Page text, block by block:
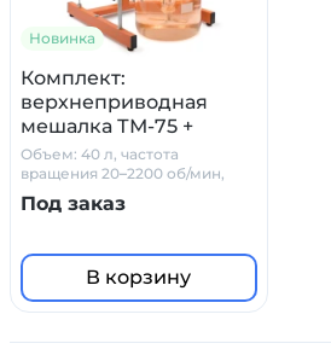
Новинка
Комплект:
верхнеприводная
мешалка ТМ-75 +
стакан на 10 л. +
штатив PL-01 +
мешальник
Объем: 40 л, частота
вращения 20–2200 об/мин,
вязкость - 50 000 мПа*с
Под заказ
В корзину